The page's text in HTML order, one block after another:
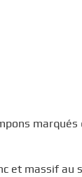
et massif au